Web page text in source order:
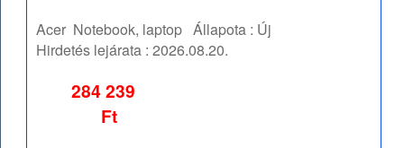
Acer Notebook, laptop Állapota : Új
Hirdetés lejárata :2026.08.20.
284 239
Ft